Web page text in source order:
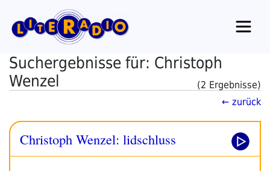
Inhalt
springen
Suchergebnisse für: Christoph
Wenzel
(2 Ergebnisse)
← zurück
Christoph Wenzel: lidschluss